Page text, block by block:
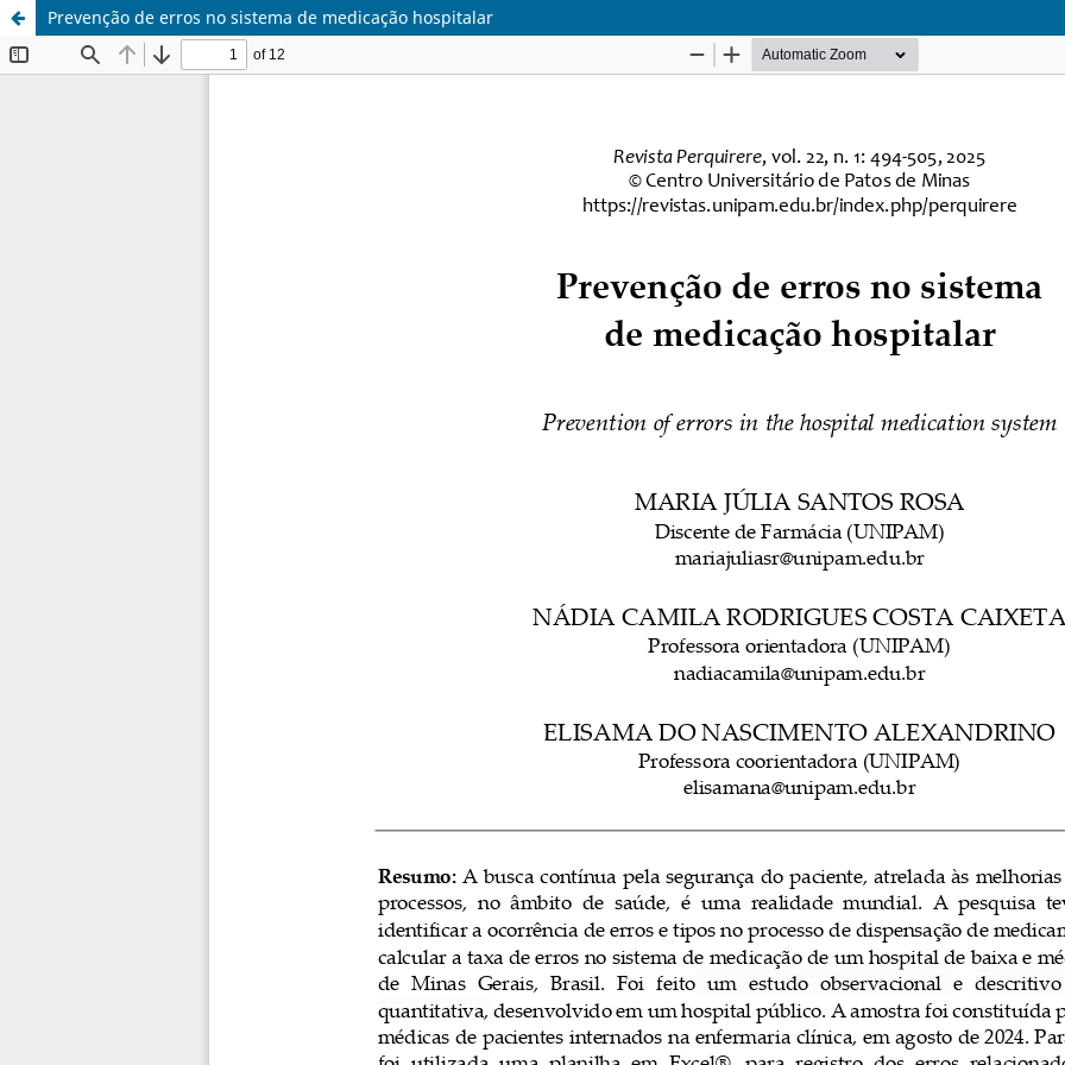
Prevenção de erros no sistema de medicação hospitalar